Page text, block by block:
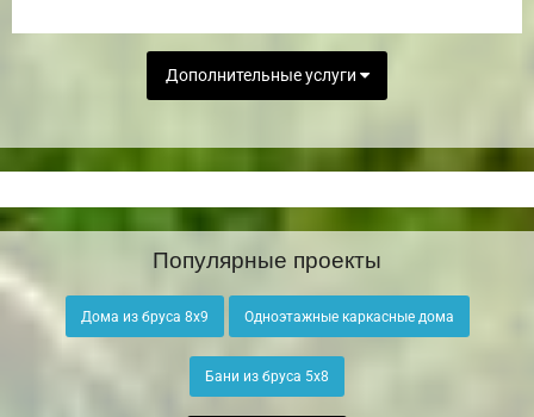
Дополнительные услуги
Популярные проекты
Дома из бруса 8х9 Одноэтажные каркасные дома
Бани из бруса 5х8